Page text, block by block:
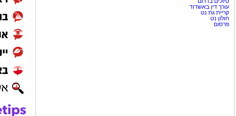
ולמסיבת הנובה
לפני בואו נתענג על השיר
עורך דין באשדוד
קריית גת נט
חולון נט
פרסום